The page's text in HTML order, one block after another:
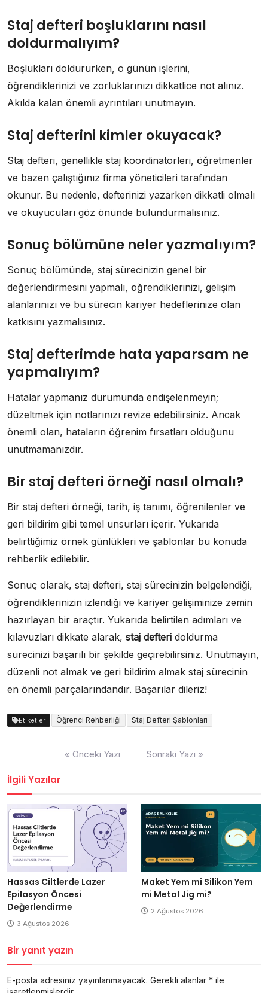
Staj defteri boşluklarını nasıl
doldurmalıyım?
Boşlukları doldururken, o günün işlerini,
öğrendiklerinizi ve zorluklarınızı dikkatlice not alınız.
Akılda kalan önemli ayrıntıları unutmayın.
Staj defterini kimler okuyacak?
Staj defteri, genellikle staj koordinatorleri, öğretmenler
ve bazen çalıştığınız firma yöneticileri tarafından
okunur. Bu nedenle, defterinizi yazarken dikkatli olmalı
ve okuyucuları göz önünde bulundurmalısınız.
Sonuç bölümüne neler yazmalıyım?
Sonuç bölümünde, staj sürecinizin genel bir
değerlendirmesini yapmalı, öğrendiklerinizi, gelişim
alanlarınızı ve bu sürecin kariyer hedeflerinize olan
katkısını yazmalısınız.
Staj defterimde hata yaparsam ne
yapmalıyım?
Hatalar yapmanız durumunda endişelenmeyin;
düzeltmek için notlarınızı revize edebilirsiniz. Ancak
önemli olan, hataların öğrenim fırsatları olduğunu
unutmamanızdır.
Bir staj defteri örneği nasıl olmalı?
Bir staj defteri örneği, tarih, iş tanımı, öğrenilenler ve
geri bildirim gibi temel unsurları içerir. Yukarıda
belirttiğimiz örnek günlükleri ve şablonlar bu konuda
rehberlik edilebilir.
Sonuç olarak, staj defteri, staj sürecinizin belgelendiği,
öğrendiklerinizin izlendiği ve kariyer gelişiminize zemin
hazırlayan bir araçtır. Yukarıda belirtilen adımları ve
kılavuzları dikkate alarak, staj defteri doldurma
sürecinizi başarılı bir şekilde geçirebilirsiniz. Unutmayın,
düzenli not almak ve geri bildirim almak staj sürecinin
en önemli parçalarındandır. Başarılar dileriz!
Etiketler Öğrenci Rehberliği Staj Defteri Şablonları
« Önceki Yazı Sonraki Yazı »
İlgili Yazılar
Hassas Ciltlerde Lazer
Epilasyon Öncesi
Değerlendirme
3 Ağustos 2026
Maket Yem mi Silikon Yem
mi Metal Jig mi?
2 Ağustos 2026
Bir yanıt yazın
E-posta adresiniz yayınlanmayacak. Gerekli alanlar * ile